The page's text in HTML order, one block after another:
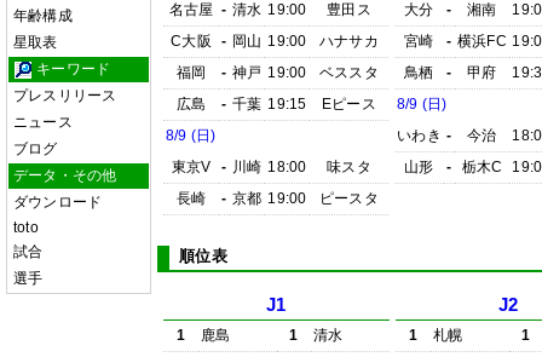
年齢構成
星取表
キーワード
プレスリリース
ニュース
ブログ
データ・その他
ダウンロード
toto
試合
選手
名古屋 - 清水 19:00
豊田ス
C大阪
- 岡山 19:00
ハナサカ
福岡
- 神戸 19:00
ベススタ
広島
- 千葉 19:15
Eピース
8/9 (日)
東京V
- 川崎 18:00
味スタ
長崎
- 京都 19:00 ピースタ
大分
- 湘南
宮崎
- 横浜FC
鳥栖
- 甲府
8/9 (日)
いわき - 今治
山形
- 栃木C
順位表
J1
1 鹿島 1
清水
J2
1 札幌
1